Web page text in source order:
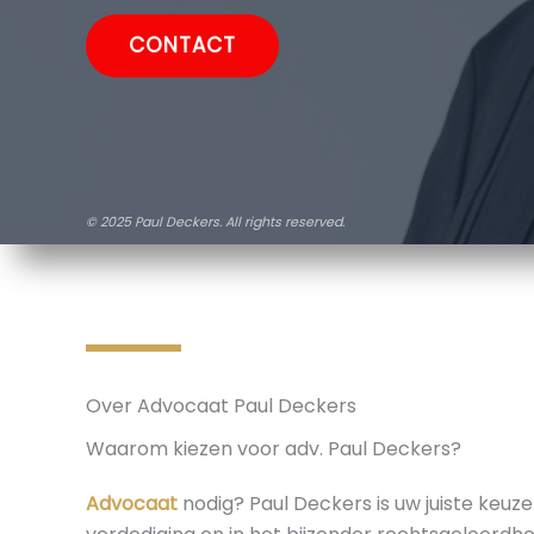
CONTACT
© 2025 Paul Deckers. All rights reserved.
Over Advocaat Paul Deckers
Waarom kiezen voor adv. Paul Deckers?
Advocaat nodig? Paul Deckers is uw juiste